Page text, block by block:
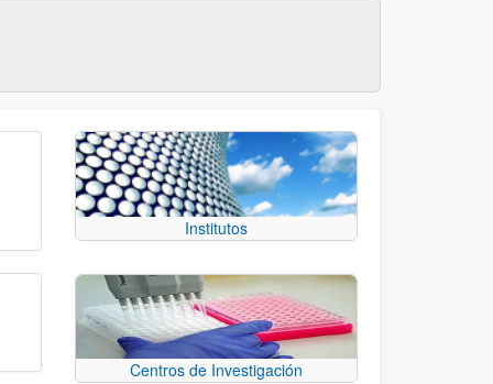
Institutos
Centros de Investigación